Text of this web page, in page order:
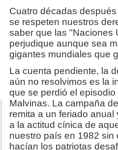
Cuatro décadas
se respeten nuestros
saber que las "Naciones
perjudique aunque sea
gigantes mundiales que
La cuenta pendiente, la
aún no resolvimos es la
que se perdió el
Malvinas. La campaña
remita a un feriado
a la actitud cínica de
nuestro país en 1982
hacían los patriotas